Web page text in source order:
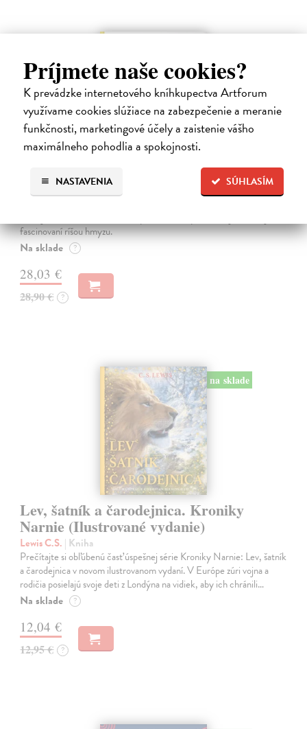
Príjmete naše cookies?
K prevádzke internetového kníhkupectva Artforum
využívame cookies slúžiace na zabezpečenie a meranie
funkčnosti, marketingové účely a zaistenie vášho
maximálneho pohodlia a spokojnosti.
SÚHLASÍM
NASTAVENIA
Alica a hmyz
fascinovaní ríšou hmyzu.
Na sklade ?
28,03 €
28,90 € ?
na sklade
Lev, šatník a čarodejnica. Kroniky
Narnie (Ilustrované vydanie)
Lewis C.S. | Kniha
Prečítajte si obľúbenú časť úspešnej série Kroniky Narnie: Lev, šatník
a čarodejnica v novom ilustrovanom vydaní. V Európe zúri vojna a
rodičia posielajú svoje deti z Londýna na vidiek, aby ich chránili…
Na sklade ?
12,04 €
12,95 € ?